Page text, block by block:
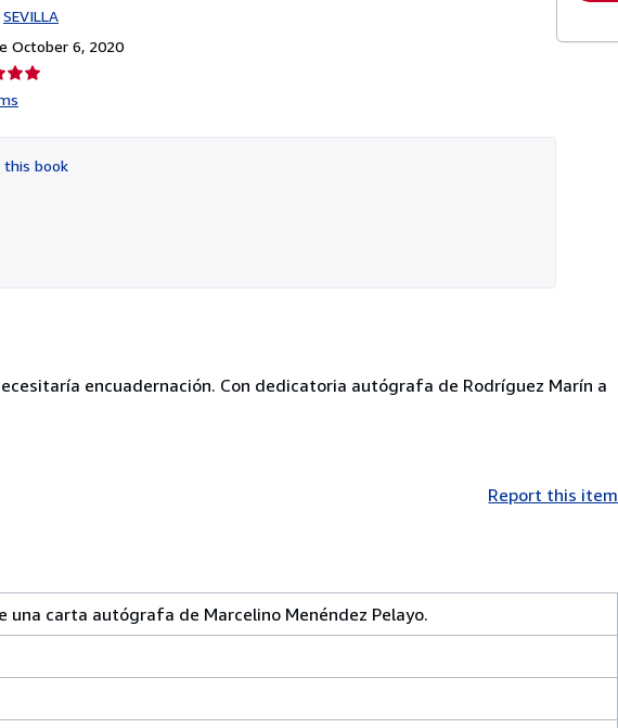
SEVILLA
October 6, 2020
this book
encuadernación. Con dedicatoria autógrafa de Rodríguez Marín a
Report this item
una carta autógrafa de Marcelino Menéndez Pelayo.